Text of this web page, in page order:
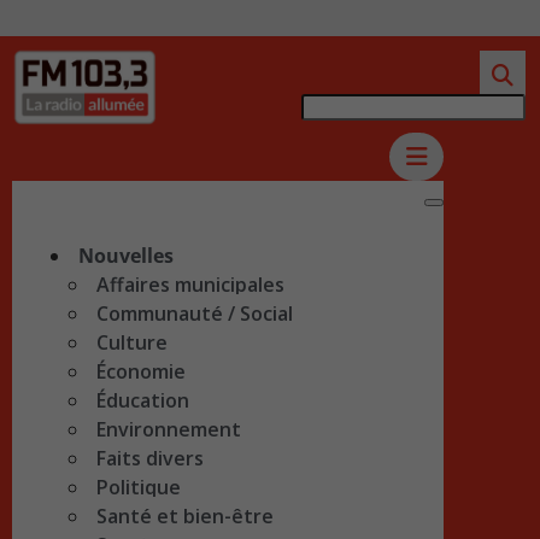
Nouvelles
Affaires municipales
Communauté / Social
Culture
Économie
Éducation
Environnement
Faits divers
Politique
Santé et bien-être